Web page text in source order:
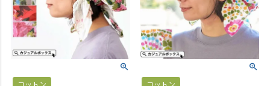
コットン コットン